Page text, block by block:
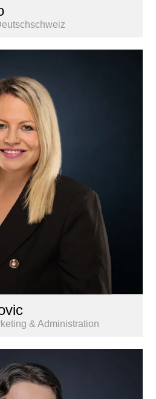
& Administration